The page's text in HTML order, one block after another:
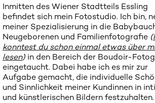
Inmitten des Wiener Stadtteils Essling
befindet sich mein Fotostudio. Ich bin,
meiner Spezialisierung in die
Neugeborenen und Familienfotografie (
konntest du schon einmal etwas über
lesen) in den Bereich der Boudoir-
eingetaucht. Dabei habe ich es mir zur
Aufgabe gemacht, die individuelle
und Sinnlichkeit meiner Kundinnen in
und künstlerischen Bildern festzuhalten.